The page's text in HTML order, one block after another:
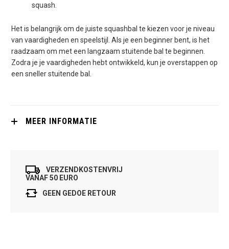
squash.
Het is belangrijk om de juiste squashbal te kiezen voor je niveau
van vaardigheden en speelstijl. Als je een beginner bent, is het
raadzaam om met een langzaam stuitende bal te beginnen.
Zodra je je vaardigheden hebt ontwikkeld, kun je overstappen op
een sneller stuitende bal.
MEER INFORMATIE
VERZENDKOSTENVRIJ
VANAF 50 EURO
GEEN GEDOE RETOUR